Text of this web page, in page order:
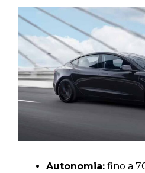
Autonomia: fino a